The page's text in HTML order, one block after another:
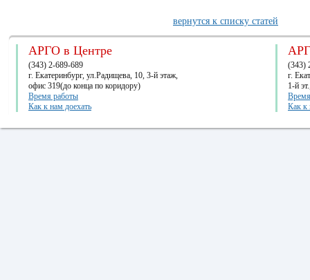
вернутся к списку статей
АРГО в Центре
(343) 2-689-689
г. Екатеринбург, ул.Радищева, 10, 3-й этаж,
офис 319(до конца по коридору)
Время работы
Как к нам доехать
(343)
г.
1-й
Как к